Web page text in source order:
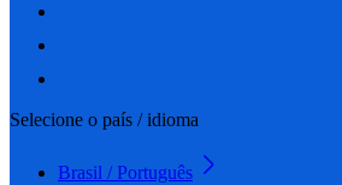
Selecione o país / idioma
Brasil / Português